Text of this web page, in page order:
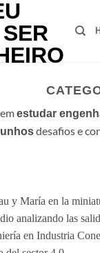
estudar
desafios e